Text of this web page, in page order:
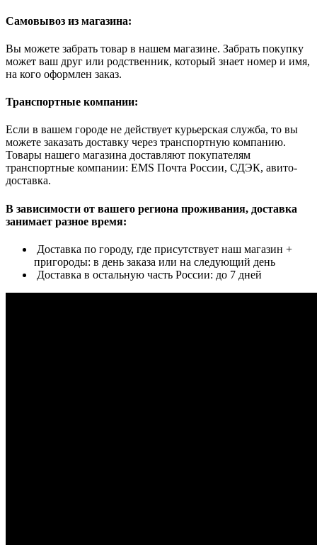
Самовывоз из магазина:
Вы можете забрать товар в нашем магазине. Забрать покупку
может ваш друг или родственник, который знает номер и имя,
на кого оформлен заказ.
Транспортные компании:
Если в вашем городе не действует курьерская служба, то вы
можете заказать доставку через транспортную компанию.
Товары нашего магазина доставляют покупателям
транспортные компании: EMS Почта России, СДЭК, авито-
доставка.
В зависимости от вашего региона проживания, доставка
занимает разное время:
Доставка по городу, где присутствует наш магазин +
пригороды: в день заказа или на следующий день
Доставка в остальную часть России: до 7 дней